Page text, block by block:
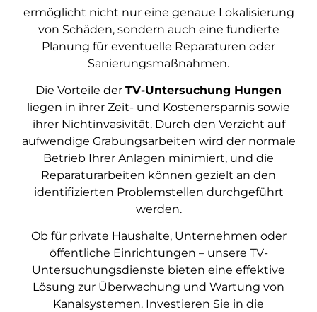
ermöglicht nicht nur eine genaue Lokalisierung
von Schäden, sondern auch eine fundierte
Planung für eventuelle Reparaturen oder
Sanierungsmaßnahmen.
Die Vorteile der TV-Untersuchung Hungen
liegen in ihrer Zeit- und Kostenersparnis sowie
ihrer Nichtinvasivität. Durch den Verzicht auf
aufwendige Grabungsarbeiten wird der normale
Betrieb Ihrer Anlagen minimiert, und die
Reparaturarbeiten können gezielt an den
identifizierten Problemstellen durchgeführt
werden.
Ob für private Haushalte, Unternehmen oder
öffentliche Einrichtungen – unsere TV-
Untersuchungsdienste bieten eine effektive
Lösung zur Überwachung und Wartung von
Kanalsystemen. Investieren Sie in die